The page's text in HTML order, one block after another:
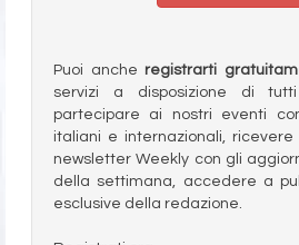
Puoi anche registrarti
servizi a disposizione di
partecipare ai nostri eventi
italiani e internazionali,
newsletter Weekly con gli
della settimana, accedere a
esclusive della redazione.